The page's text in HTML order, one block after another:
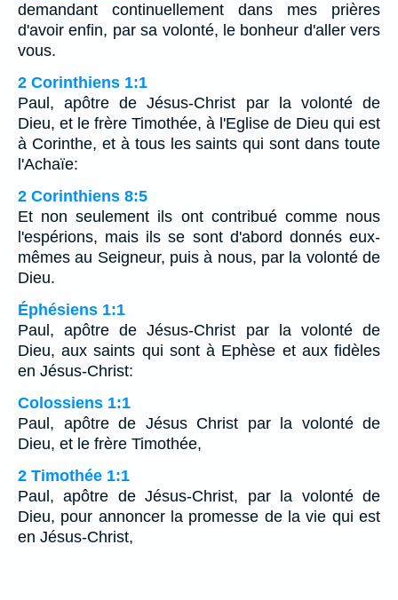
demandant continuellement dans mes prières
d'avoir enfin, par sa volonté, le bonheur d'aller vers
vous.
2 Corinthiens 1:1
Paul, apôtre de Jésus-Christ par la volonté de
Dieu, et le frère Timothée, à l'Eglise de Dieu qui est
à Corinthe, et à tous les saints qui sont dans toute
l'Achaïe:
2 Corinthiens 8:5
Et non seulement ils ont contribué comme nous
l'espérions, mais ils se sont d'abord donnés eux-
mêmes au Seigneur, puis à nous, par la volonté de
Dieu.
Éphésiens 1:1
Paul, apôtre de Jésus-Christ par la volonté de
Dieu, aux saints qui sont à Ephèse et aux fidèles
en Jésus-Christ:
Colossiens 1:1
Paul, apôtre de Jésus Christ par la volonté de
Dieu, et le frère Timothée,
2 Timothée 1:1
Paul, apôtre de Jésus-Christ, par la volonté de
Dieu, pour annoncer la promesse de la vie qui est
en Jésus-Christ,